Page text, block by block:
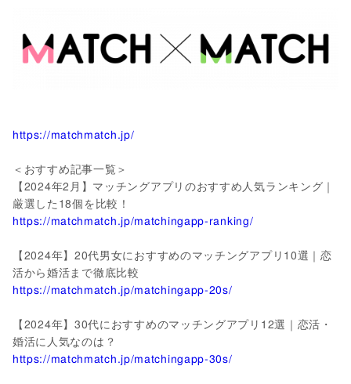
https://matchmatch.jp/
＜おすすめ記事一覧＞
【2024年2月】マッチングアプリのおすすめ人気ランキング｜
厳選した18個を比較！
https://matchmatch.jp/matchingapp-ranking/
【2024年】20代男女におすすめのマッチングアプリ10選｜恋
活から婚活まで徹底比較
https://matchmatch.jp/matchingapp-20s/
【2024年】30代におすすめのマッチングアプリ12選｜恋活・
婚活に人気なのは？
https://matchmatch.jp/matchingapp-30s/